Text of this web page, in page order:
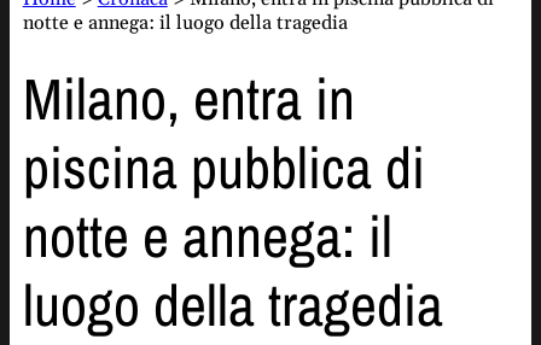
notte e annega: il luogo della tragedia
Milano, entra in
piscina pubblica di
notte e annega: il
luogo della tragedia